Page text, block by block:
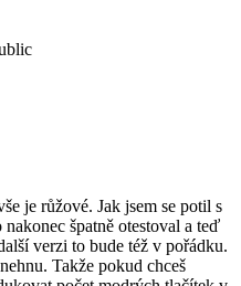
je růžové. Jak jsem se potil s
špatně otestoval a teď
verzi to bude též v pořádku.
Takže pokud chceš